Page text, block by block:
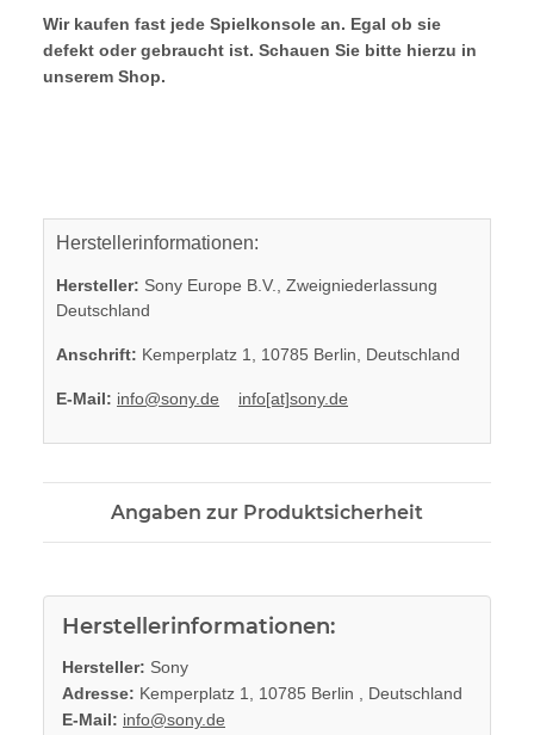
Wir kaufen fast jede Spielkonsole an. Egal ob sie
defekt oder gebraucht ist. Schauen Sie bitte hierzu in
unserem Shop.
Herstellerinformationen:
Hersteller: Sony Europe B.V., Zweigniederlassung
Deutschland
Anschrift: Kemperplatz 1, 10785 Berlin, Deutschland
E-Mail: info@sony.de info[at]sony.de
Angaben zur Produktsicherheit
Herstellerinformationen:
Hersteller: Sony
Adresse: Kemperplatz 1, 10785 Berlin , Deutschland
E-Mail: info@sony.de